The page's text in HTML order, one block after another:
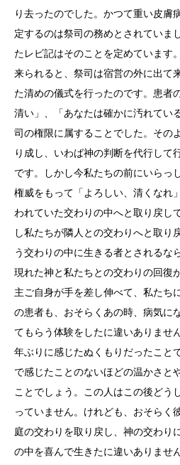
り去ったのでした。かつて重い皮膚
定するのは祭司の務めとされていま
たレビ記はそのことを定めています
来られると、祭司は宿営の外に出て
た清めの儀式を行ったのです。患者
清い」、「あなたは確かに汚れてい
司の権限に属することでした。その
り成し、いわば神の判断を代行して
です。しかし今私たちの前にいらっ
権威をもって「よろしい、清くなれ
われていた交わりの中へと取り戻し
し私たちが隣人との交わりへと取り
う交わりの中に生きる者とされるな
現れた神と私たちとの交わりの回復
主ご自身が手を差し伸べて、私たち
の患者も、おそらくあの時、病気に
てもらう体験をしたに違いありませ
年ぶりに感じたぬくもりだったこと
で感じたことのないほどの温かさと
ことでしょう。この人はこの後どう
っていません。けれども、おそらく
庭の交わりを取り戻し、神の交わり
の中を喜んで生きたに違いありません